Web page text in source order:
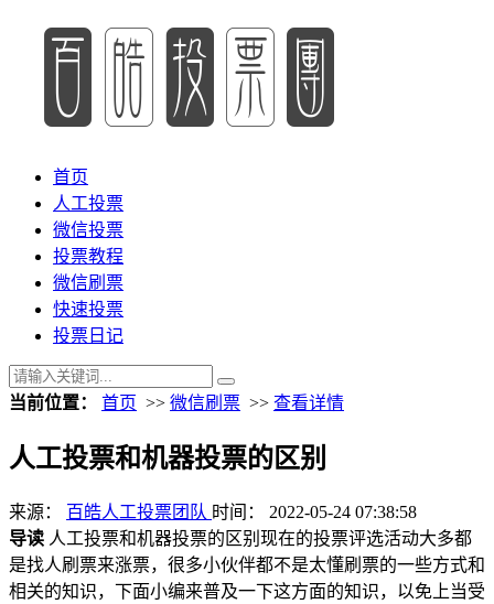
首页
人工投票
微信投票
投票教程
微信刷票
快速投票
投票日记
当前位置： 首页 >> 微信刷票 >> 查看详情
人工投票和机器投票的区别
来源： 百皓人工投票团队 时间： 2022-05-24 07:38:58
导读 人工投票和机器投票的区别现在的投票评选活动大多都
是找人刷票来涨票，很多小伙伴都不是太懂刷票的一些方式和
相关的知识，下面小编来普及一下这方面的知识，以免上当受